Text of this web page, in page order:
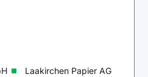
Laakirchen Papier AG